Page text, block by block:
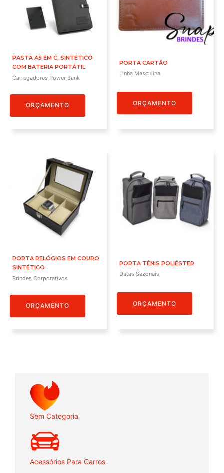
Sem Categoria
Acessórios Para Carros
PASTA A5 EM C. SINTÉTICO
COM BATERIA PORTÁTIL
Carregadores Power Bank
ORÇAMENTO
PORTA CARTÃO
Linha Masculina
ORÇAMENTO
PORTA RELÓGIOS EM COURO
SINTÉTICO
Brindes Corporativos
ORÇAMENTO
PORTA TÊNIS POLIÉSTER
Datas Sazonais
ORÇAMENTO